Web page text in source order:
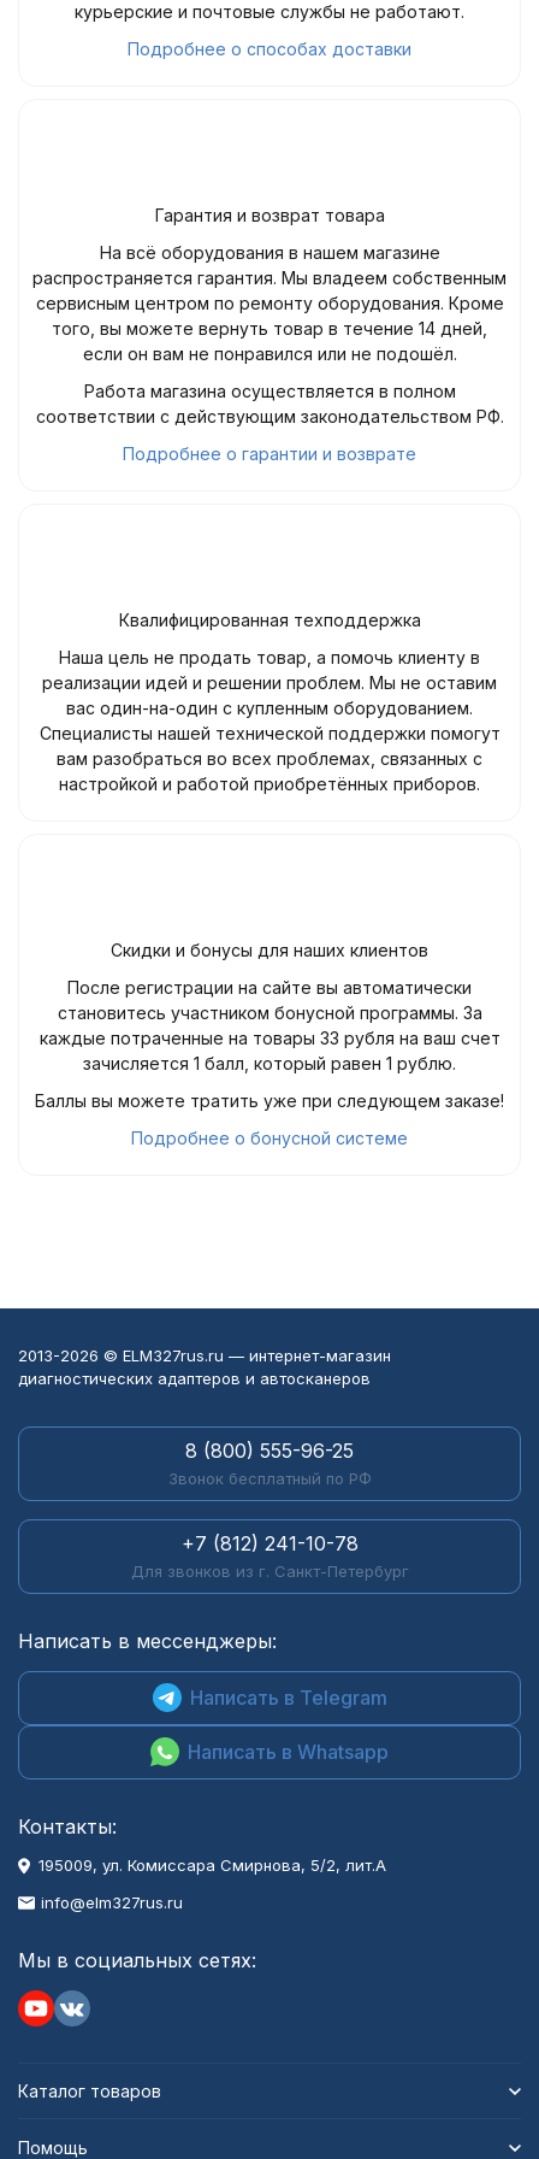
курьерские и почтовые службы не работают.
Подробнее о способах доставки
Гарантия и возврат товара
На всё оборудования в нашем магазине
распространяется гарантия. Мы владеем собственным
сервисным центром по ремонту оборудования. Кроме
того, вы можете вернуть товар в течение 14 дней,
если он вам не понравился или не подошёл.
Работа магазина осуществляется в полном
соответствии с действующим законодательством РФ.
Подробнее о гарантии и возврате
Квалифицированная техподдержка
Наша цель не продать товар, а помочь клиенту в
реализации идей и решении проблем. Мы не оставим
вас один-на-один с купленным оборудованием.
Специалисты нашей технической поддержки помогут
вам разобраться во всех проблемах, связанных с
настройкой и работой приобретённых приборов.
Скидки и бонусы для наших клиентов
После регистрации на сайте вы автоматически
становитесь участником бонусной программы. За
каждые потраченные на товары 33 рубля на ваш счет
зачисляется 1 балл, который равен 1 рублю.
Баллы вы можете тратить уже при следующем заказе!
Подробнее о бонусной системе
2013-2026 © ELM327rus.ru — интернет-магазин
диагностических адаптеров и автосканеров
8 (800) 555-96-25
Звонок бесплатный по РФ
+7 (812) 241-10-78
Для звонков из г. Санкт-Петербург
Написать в мессенджеры:
Написать в Telegram
Написать в Whatsapp
Контакты:
195009, ул. Комиссара Смирнова, 5/2, лит.А
info@elm327rus.ru
Мы в социальных сетях:
Каталог товаров
Помощь